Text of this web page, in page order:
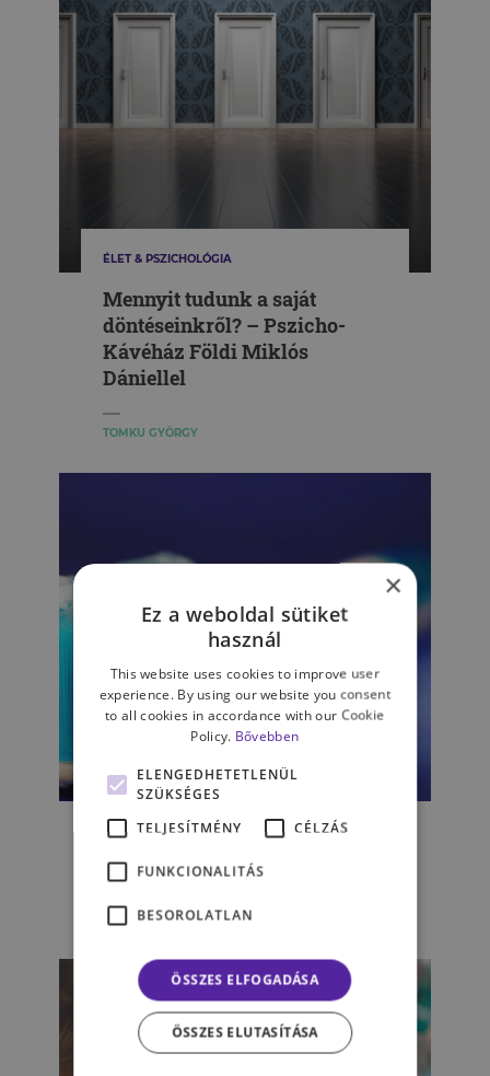
ÉLET & PSZICHOLÓGIA
Mennyit tudunk a saját
döntéseinkről? – Pszicho-
Kávéház Földi Miklós
Dániellel
TOMKU GYÖRGY
aki rászoktatta Amerikát a
fogmosásra
ALBERT DOROTTYA
×
Ez a weboldal sütiket
használ
This website uses cookies to improve user
experience. By using our website you consent
to all cookies in accordance with our Cookie
Policy. Bővebben
ELENGEDHETETLENÜL
SZÜKSÉGES
TELJESÍTMÉNY
CÉLZÁS
FUNKCIONALITÁS
BESOROLATLAN
ÖSSZES ELFOGADÁSA
ÖSSZES ELUTASÍTÁSA